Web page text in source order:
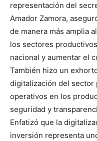
representación del
Amador Zamora,
de manera más amplia
los sectores
nacional y aumentar el
También hizo un
digitalización del
operativos en los
seguridad y
Enfatizó que la
inversión representa